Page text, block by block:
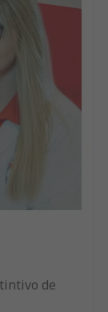
de